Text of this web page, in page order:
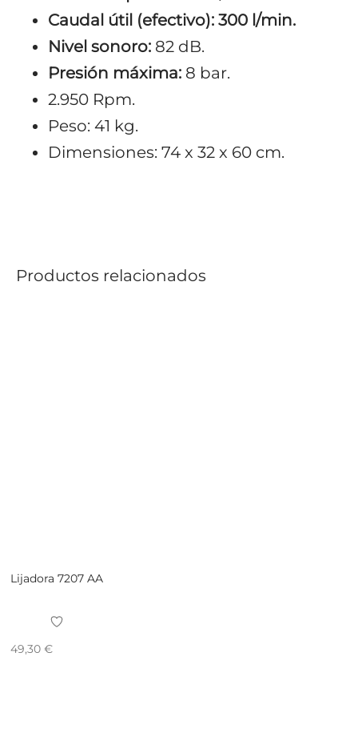
Caudal útil (efectivo): 300 l/min.
Nivel sonoro: 82 dB.
Presión máxima: 8 bar.
2.950 Rpm.
Peso: 41 kg.
Dimensiones: 74 x 32 x 60 cm.
Productos relacionados
Lijadora 7207 AA
49,30 €